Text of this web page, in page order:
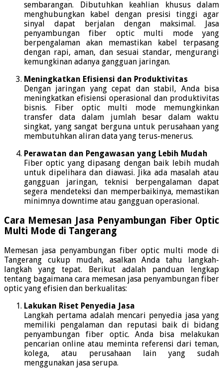
sembarangan. Dibutuhkan keahlian khusus dalam
menghubungkan kabel dengan presisi tinggi agar
sinyal dapat berjalan dengan maksimal. Jasa
penyambungan fiber optic multi mode yang
berpengalaman akan memastikan kabel terpasang
dengan rapi, aman, dan sesuai standar, mengurangi
kemungkinan adanya gangguan jaringan.
Meningkatkan Efisiensi dan Produktivitas
Dengan jaringan yang cepat dan stabil, Anda bisa
meningkatkan efisiensi operasional dan produktivitas
bisnis. Fiber optic multi mode memungkinkan
transfer data dalam jumlah besar dalam waktu
singkat, yang sangat berguna untuk perusahaan yang
membutuhkan aliran data yang terus-menerus.
Perawatan dan Pengawasan yang Lebih Mudah
Fiber optic yang dipasang dengan baik lebih mudah
untuk dipelihara dan diawasi. Jika ada masalah atau
gangguan jaringan, teknisi berpengalaman dapat
segera mendeteksi dan memperbaikinya, memastikan
minimnya downtime atau gangguan operasional.
Cara Memesan Jasa Penyambungan Fiber Optic
Multi Mode di Tangerang
Memesan jasa penyambungan fiber optic multi mode di
Tangerang cukup mudah, asalkan Anda tahu langkah-
langkah yang tepat. Berikut adalah panduan lengkap
tentang bagaimana cara memesan jasa penyambungan fiber
optic yang efisien dan berkualitas:
Lakukan Riset Penyedia Jasa
Langkah pertama adalah mencari penyedia jasa yang
memiliki pengalaman dan reputasi baik di bidang
penyambungan fiber optic. Anda bisa melakukan
pencarian online atau meminta referensi dari teman,
kolega, atau perusahaan lain yang sudah
menggunakan jasa serupa.